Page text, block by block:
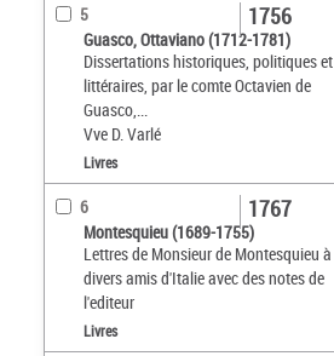
5
Guasco, Ottaviano (1712-1781)
Dissertations historiques, politiques et
littéraires, par le comte Octavien de
Guasco,...
Vve D. Varlé
1756
Livres
6
Montesquieu (1689-1755)
Lettres de Monsieur de Montesquieu à
divers amis d'Italie avec des notes de
l'editeur
1767
Livres